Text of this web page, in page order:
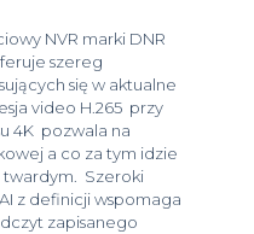
NVR marki DNR
szereg
się w aktualne
video H.265 przy
4K pozwala na
a co za tym idzie
twardym. Szeroki
z definicji wspomaga
zapisanego